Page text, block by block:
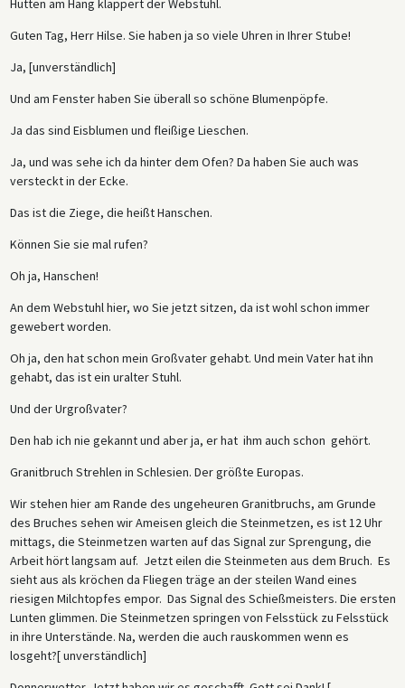
Hütten am Hang klappert der Webstuhl.
Guten Tag, Herr Hilse. Sie haben ja so viele Uhren in Ihrer Stube!
Ja, [unverständlich]
Und am Fenster haben Sie überall so schöne Blumenpöpfe.
Ja das sind Eisblumen und fleißige Lieschen.
Ja, und was sehe ich da hinter dem Ofen? Da haben Sie auch was
versteckt in der Ecke.
Das ist die Ziege, die heißt Hanschen.
Können Sie sie mal rufen?
Oh ja, Hanschen!
An dem Webstuhl hier, wo Sie jetzt sitzen, da ist wohl schon immer
gewebert worden.
Oh ja, den hat schon mein Großvater gehabt. Und mein Vater hat ihn
gehabt, das ist ein uralter Stuhl.
Und der Urgroßvater?
Den hab ich nie gekannt und aber ja, er hat ihm auch schon gehört.
Granitbruch Strehlen in Schlesien. Der größte Europas.
Wir stehen hier am Rande des ungeheuren Granitbruchs, am Grunde
des Bruches sehen wir Ameisen gleich die Steinmetzen, es ist 12 Uhr
mittags, die Steinmetzen warten auf das Signal zur Sprengung, die
Arbeit hört langsam auf. Jetzt eilen die Steinmeten aus dem Bruch. Es
sieht aus als kröchen da Fliegen träge an der steilen Wand eines
riesigen Milchtopfes empor. Das Signal des Schießmeisters. Die ersten
Lunten glimmen. Die Steinmetzen springen von Felsstück zu Felsstück
in ihre Unterstände. Na, werden die auch rauskommen wenn es
losgeht?[ unverständlich]